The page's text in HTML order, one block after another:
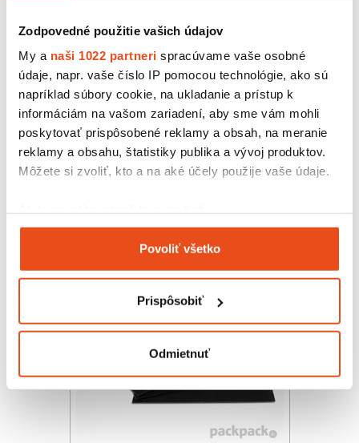
Zodpovedné použitie vašich údajov
My a naši 1022 partneri spracúvame vaše osobné
údaje, napr. vaše číslo IP pomocou technológie, ako sú
napríklad súbory cookie, na ukladanie a prístup k
informáciám na vašom zariadení, aby sme vám mohli
poskytovať prispôsobené reklamy a obsah, na meranie
reklamy a obsahu, štatistiky publika a vývoj produktov.
Môžete si zvoliť, kto a na aké účely použije vaše údaje.
Zhromažďovať informácie o vašej geografickej
polohe s presnosťou na niekoľko metrov
Identifikovať vaše zariadenie aktívnym
Viac informácií o tom, ako sa spracúvajú vaše osobné
údaje, nájdete v časti svašimi nastaveniami
o používaní súborov cookie.
Na prispôsobenie obsahu a reklám, poskytovanie funkcií
Povoliť všetko
Prispôsobiť
Odmietnuť
Zákusková krabička s okienkom
eko 200x140x55
29,52 € s DPH
50 ks v balení